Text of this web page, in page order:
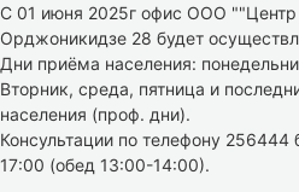
С 01 июня 2025г офис ООО
Орджоникидзе 28 будет
Дни приёма населения:
Вторник, среда, пятница и
населения (проф. дни).
Консультации по телефону
17:00 (обед 13:00-14:00).